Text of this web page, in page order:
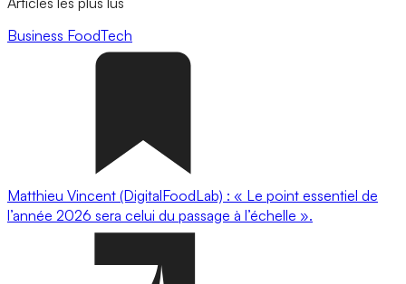
Business FoodTech
Matthieu Vincent (DigitalFoodLab) : « Le point essentiel de
l’année 2026 sera celui du passage à l’échelle ».